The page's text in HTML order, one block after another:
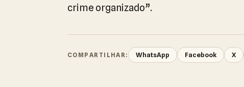
crime organizado”.
COMPARTILHAR: WhatsApp Facebook X